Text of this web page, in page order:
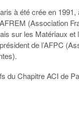
à été crée en 1991,
(Association
sur les Matériaux
de l’AFPC
du Chapitre ACI de